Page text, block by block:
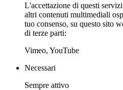
L'accettazione di questi
altri contenuti multimediali
tuo consenso, su questo sito
di terze parti:
Vimeo, YouTube
Necessari
Sempre attivo